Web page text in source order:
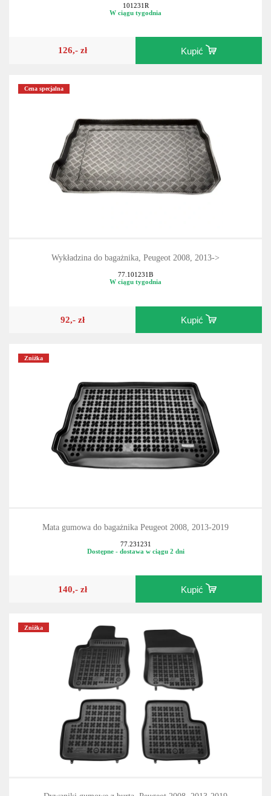
101231R
W ciągu tygodnia
126,- zł Kupić
Cena specjalna
Wykładzina do bagażnika, Peugeot 2008, 2013->
77.101231B
W ciągu tygodnia
92,- zł Kupić
Zniżka
Mata gumowa do bagażnika Peugeot 2008, 2013-2019
77.231231
Dostępne - dostawa w ciągu 2 dni
140,- zł Kupić
Zniżka